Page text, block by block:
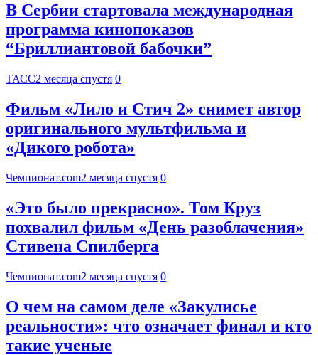
В Сербии стартовала международная
программа кинопоказов
“Бриллиантовой бабочки”
ТАСС2 месяца спустя 0
Фильм «Лило и Стич 2» снимет автор
оригинального мультфильма и
«Дикого робота»
Чемпионат.com2 месяца спустя 0
«Это было прекрасно». Том Круз
похвалил фильм «День разоблачения»
Стивена Спилберга
Чемпионат.com2 месяца спустя 0
О чем на самом деле «Закулисье
реальности»: что означает финал и кто
такие ученые